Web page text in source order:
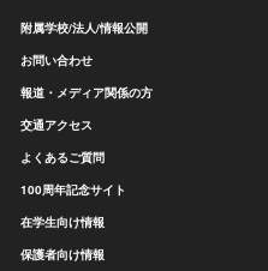
附属学校/法人/情報公開
お問い合わせ
報道・メディア関係の方
交通アクセス
よくあるご質問
100周年記念サイト
在学生向け情報
保護者向け情報